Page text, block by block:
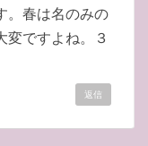
。春は名のみの
変ですよね。３
返信